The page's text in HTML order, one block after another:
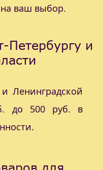
ваш выбор.
Петербургу и
Ленинградской
до 500 руб. в